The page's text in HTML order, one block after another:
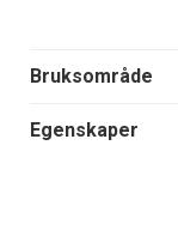
Bruksområde
Egenskaper